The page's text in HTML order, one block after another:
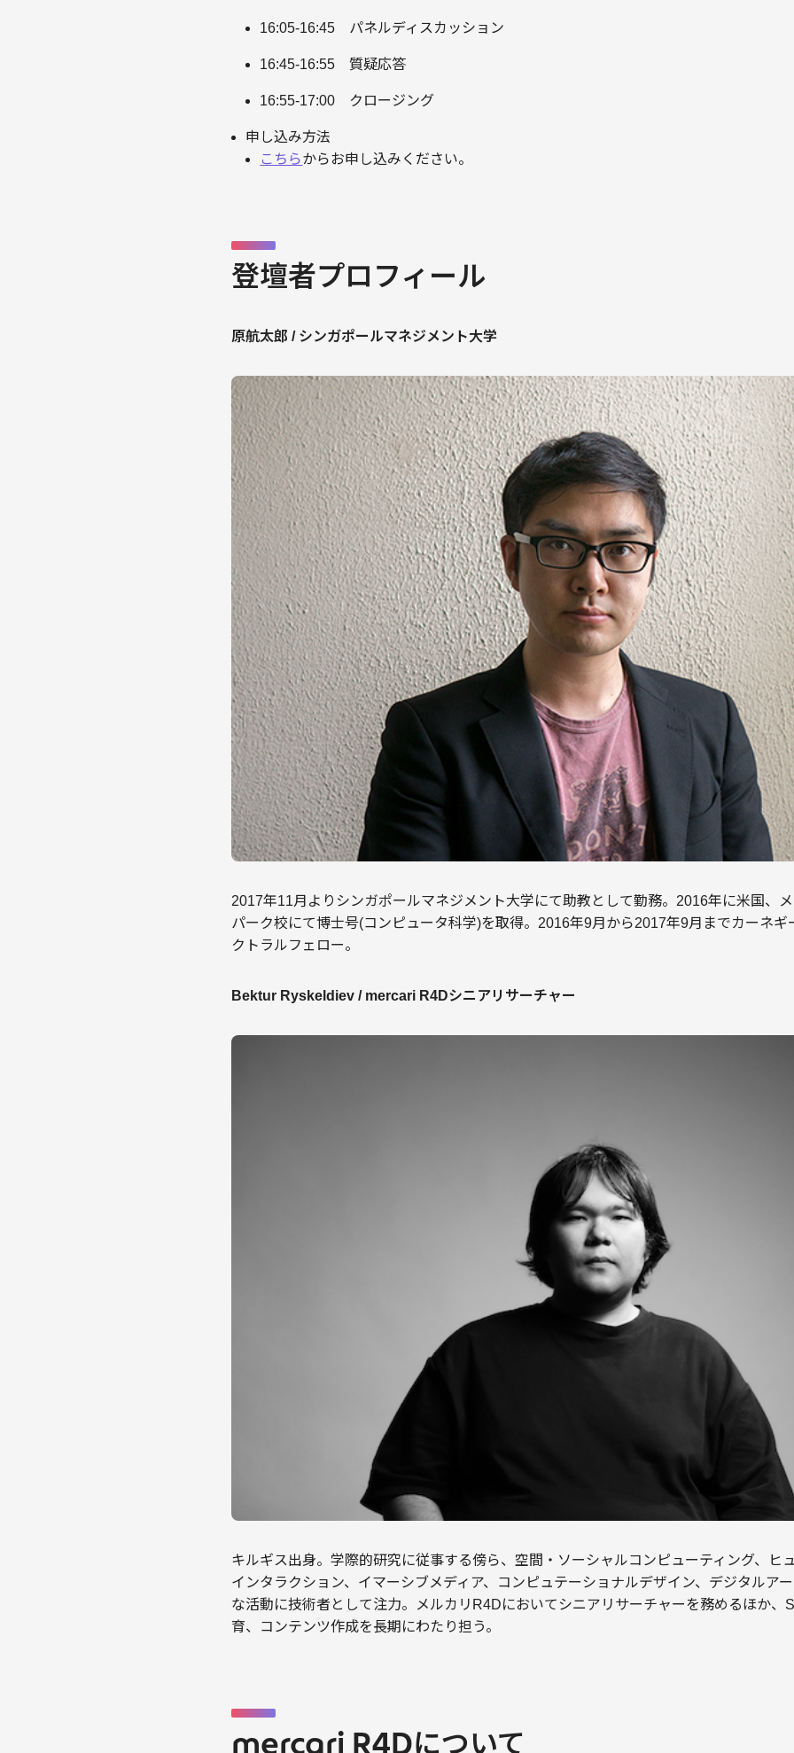
16:05-16:45 パネルディスカッション
16:45-16:55 質疑応答
16:55-17:00 クロージング
申し込み方法
こちらからお申し込みください。
登壇者プロフィール
原航太郎 / シンガポールマネジメント大学
2017年11月よりシンガポールマネジメント大学にて助教として勤務。2016年に米国、
パーク校にて博士号(コンピュータ科学)を取得。2016年9月から2017年9月までカーネギ
クトラルフェロー。
Bektur Ryskeldiev / mercari R4Dシニアリサーチャー
キルギス出身。学際的研究に従事する傍ら、空間・ソーシャルコンピューティング、ヒ
インタラクション、イマーシブメディア、コンピュテーショナルデザイン、デジタルア
な活動に技術者として注力。メルカリR4Dにおいてシニアリサーチャーを務めるほか、
育、コンテンツ作成を長期にわたり担う。
mercari R4Dについて